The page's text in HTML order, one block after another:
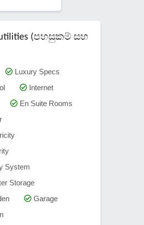
utilities (පහසුකම් සහ
Luxury Specs
Internet
En Suite Rooms
System
Storage
Garage